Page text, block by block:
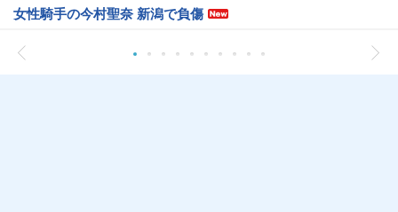
女性騎手の今村聖奈 新潟で負傷